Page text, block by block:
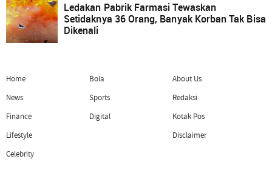
Ledakan Pabrik Farmasi Tewaskan
Setidaknya 36 Orang, Banyak Korban Tak Bisa
Dikenali
Home
News
Finance
Lifestyle
Celebrity
Bola
Sports
Digital
About Us
Redaksi
Kotak Pos
Disclaimer